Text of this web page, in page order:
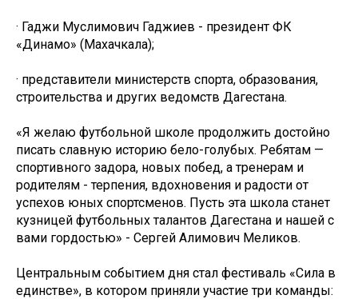
· Гаджи Муслимович Гаджиев - президент ФК
«Динамо» (Махачкала);
· представители министерств спорта, образования,
строительства и других ведомств Дагестана.
«Я желаю футбольной школе продолжить достойно
писать славную историю бело-голубых. Ребятам —
спортивного задора, новых побед, а тренерам и
родителям - терпения, вдохновения и радости от
успехов юных спортсменов. Пусть эта школа станет
кузницей футбольных талантов Дагестана и нашей с
вами гордостью» - Сергей Алимович Меликов.
Центральным событием дня стал фестиваль «Сила в
единстве», в котором приняли участие три команды: